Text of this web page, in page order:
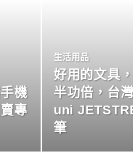
機
專
生活用品
好用的文具
半功倍，台
uni
筆